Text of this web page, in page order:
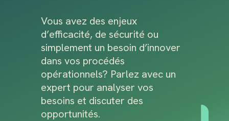
Vous avez des enjeux
d’efficacité, de sécurité ou
simplement un besoin d’innover
dans vos procédés
opérationnels? Parlez avec un
expert pour analyser vos
besoins et discuter des
opportunités.